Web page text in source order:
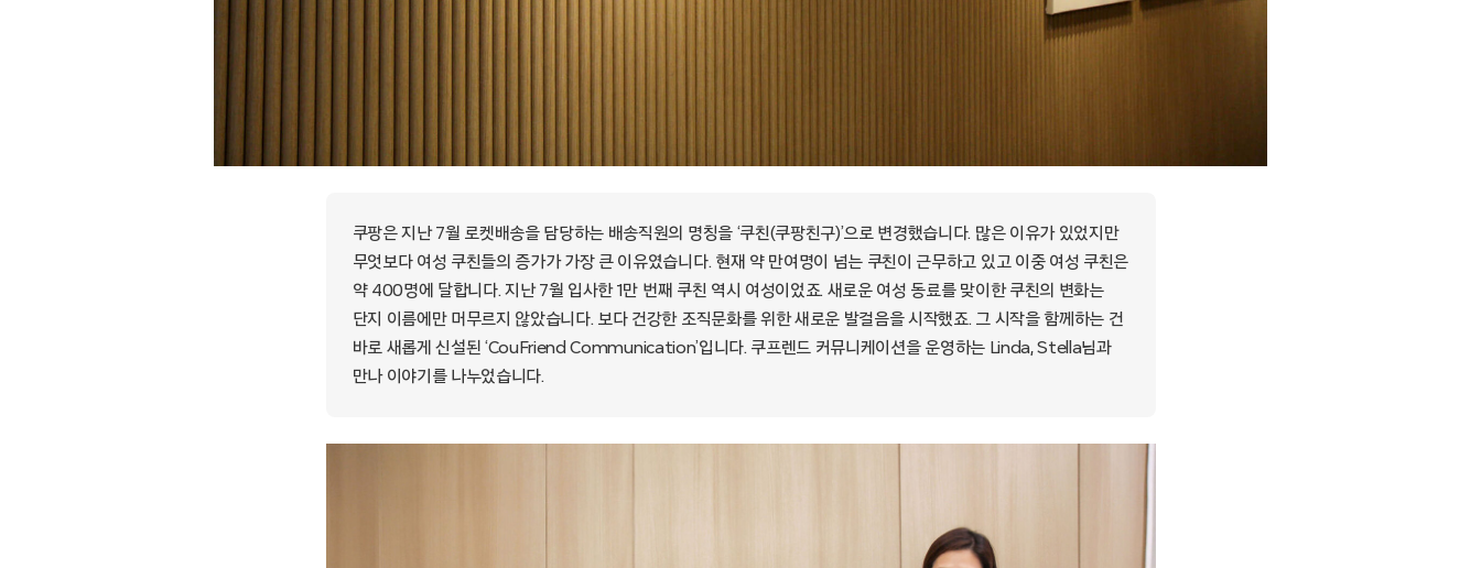
쿠팡은 지난 7월 로켓배송을 담당하는 배송직원의 명칭을 ‘쿠친(쿠팡친구)’으로 변경했습니다. 많은 이유가 있었지만
무엇보다 여성 쿠친들의 증가가 가장 큰 이유였습니다. 현재 약 만여명이 넘는 쿠친이 근무하고 있고 이중 여성 쿠친은
약 400명에 달합니다. 지난 7월 입사한 1만 번째 쿠친 역시 여성이었죠. 새로운 여성 동료를 맞이한 쿠친의 변화는
단지 이름에만 머무르지 않았습니다. 보다 건강한 조직문화를 위한 새로운 발걸음을 시작했죠. 그 시작을 함께하는 건
바로 새롭게 신설된 ‘CouFriend Communication’입니다. 쿠프렌드 커뮤니케이션을 운영하는 Linda, Stella님과
만나 이야기를 나누었습니다.